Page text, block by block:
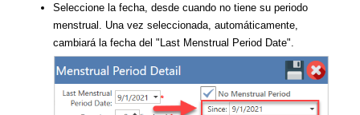
Seleccione la fecha, desde cuando no tiene su periodo
menstrual. Una vez seleccionada, automáticamente,
cambiará la fecha del "Last Menstrual Period Date".